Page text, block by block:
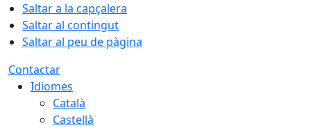
Saltar a la capçalera
Saltar al contingut
Saltar al peu de pàgina
Contactar
Idiomes
Català
Castellà